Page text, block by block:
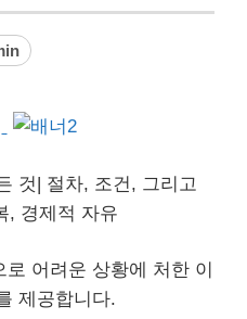
것| 절차, 조건, 그리고
, 경제적 자유
어려운 상황에 처한 이
제공합니다.